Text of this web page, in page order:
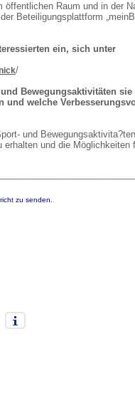
Raum und in der
Beteiligungsplattform
ein, sich unter
/
Bewegungsaktivitäten sie
welche
und
und die Möglichkeiten
zu senden.